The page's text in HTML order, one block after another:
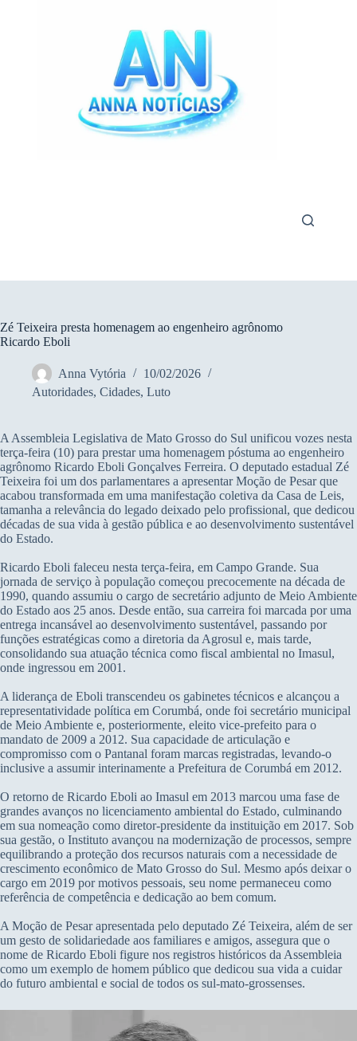
Zé Teixeira presta homenagem ao engenheiro agrônomo
Ricardo Eboli
Anna Vytória
10/02/2026
Autoridades, Cidades, Luto
A Assembleia Legislativa de Mato Grosso do Sul unificou vozes nesta
terça-feira (10) para prestar uma homenagem póstuma ao engenheiro
agrônomo Ricardo Eboli Gonçalves Ferreira. O deputado estadual Zé
Teixeira foi um dos parlamentares a apresentar Moção de Pesar que
acabou transformada em uma manifestação coletiva da Casa de Leis,
tamanha a relevância do legado deixado pelo profissional, que dedicou
décadas de sua vida à gestão pública e ao desenvolvimento sustentável
do Estado.
Ricardo Eboli faleceu nesta terça-feira, em Campo Grande. Sua
jornada de serviço à população começou precocemente na década de
1990, quando assumiu o cargo de secretário adjunto de Meio Ambiente
do Estado aos 25 anos. Desde então, sua carreira foi marcada por uma
entrega incansável ao desenvolvimento sustentável, passando por
funções estratégicas como a diretoria da Agrosul e, mais tarde,
consolidando sua atuação técnica como fiscal ambiental no Imasul,
onde ingressou em 2001.
A liderança de Eboli transcendeu os gabinetes técnicos e alcançou a
representatividade política em Corumbá, onde foi secretário municipal
de Meio Ambiente e, posteriormente, eleito vice-prefeito para o
mandato de 2009 a 2012. Sua capacidade de articulação e
compromisso com o Pantanal foram marcas registradas, levando-o
inclusive a assumir interinamente a Prefeitura de Corumbá em 2012.
O retorno de Ricardo Eboli ao Imasul em 2013 marcou uma fase de
grandes avanços no licenciamento ambiental do Estado, culminando
em sua nomeação como diretor-presidente da instituição em 2017. Sob
sua gestão, o Instituto avançou na modernização de processos, sempre
equilibrando a proteção dos recursos naturais com a necessidade de
crescimento econômico de Mato Grosso do Sul. Mesmo após deixar o
cargo em 2019 por motivos pessoais, seu nome permaneceu como
referência de competência e dedicação ao bem comum.
A Moção de Pesar apresentada pelo deputado Zé Teixeira, além de ser
um gesto de solidariedade aos familiares e amigos, assegura que o
nome de Ricardo Eboli figure nos registros históricos da Assembleia
como um exemplo de homem público que dedicou sua vida a cuidar
do futuro ambiental e social de todos os sul-mato-grossenses.